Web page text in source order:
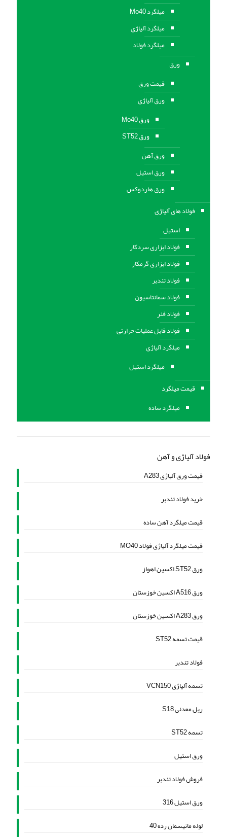
میلگرد Mo40
میلگرد آلیاژی
میلگرد فولاد
ورق
قیمت ورق
ورق آلیاژی
ورق Mo40
ورق ST52
ورق آهن
ورق استيل
ورق هاردوکس
فولاد های آلیاژی
استیل
فولاد ابزاری سردکار
فولاد ابزاری گرمکار
فولاد تندبر
فولاد سمانتاسیون
فولاد فنر
فولاد قابل عملیات حرارتی
ميلگرد آلیاژی
میلگرد استیل
قیمت میلگرد
میلگرد ساده
فولاد آلیاژی و آهن
قیمت ورق آلیاژی A283
خرید فولاد تندبر
قیمت میلگرد آهن ساده
قیمت میلگرد آلیاژی فولاد MO40
ورق ST52 اکسین اهواز
ورق A516 اکسین خوزستان
ورق A283 اکسین خوزستان
قیمت تسمه ST52
فولاد تندبر
تسمه آلیاژی VCN150
ریل معدنی S18
تسمه ST52
ورق استیل
فروش فولاد تندبر
ورق استیل 316
لوله مانیسمان رده 40